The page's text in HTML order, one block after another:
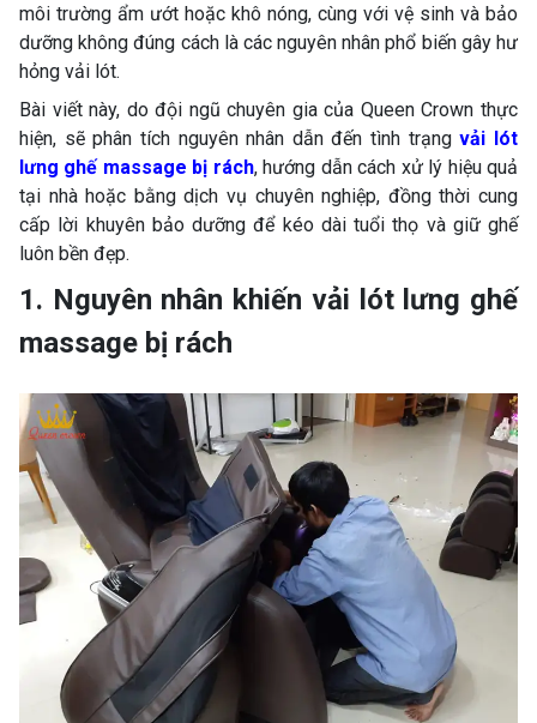
môi trường ẩm ướt hoặc khô nóng, cùng với vệ sinh và bảo
dưỡng không đúng cách là các nguyên nhân phổ biến gây hư
hỏng vải lót.
Bài viết này, do đội ngũ chuyên gia của Queen Crown thực
hiện, sẽ phân tích nguyên nhân dẫn đến tình trạngvải lót
lưng ghế massage bị rách, hướng dẫn cách xử lý hiệu quả
tại nhà hoặc bằng dịch vụ chuyên nghiệp, đồng thời cung
cấp lời khuyên bảo dưỡng để kéo dài tuổi thọ và giữ ghế
luôn bền đẹp.
1. Nguyên nhân khiến vải lót lưng ghế
massage bị rách